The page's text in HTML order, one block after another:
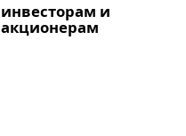
инвесторам и
акционерам